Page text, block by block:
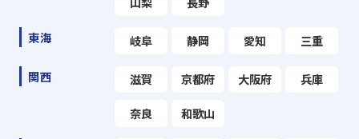
東海 岐阜 静岡 愛知 三重
関西 滋賀 京都府 大阪府 兵庫
奈良 和歌山